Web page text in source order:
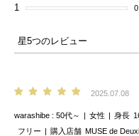
1 0
2025.07.08
warashibe 50代～ 女性 身長
フリー
購入店舗 MUSE de